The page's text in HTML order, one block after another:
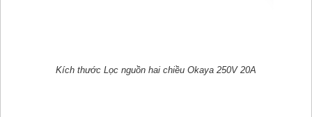
Kích thước Lọc nguồn hai chiều Okaya 250V 20A